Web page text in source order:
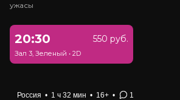
ужасы
20:30 550 руб.
Зал 3, Зеленый • 2D
Россия • 1 ч 32 мин • 16+ • 1